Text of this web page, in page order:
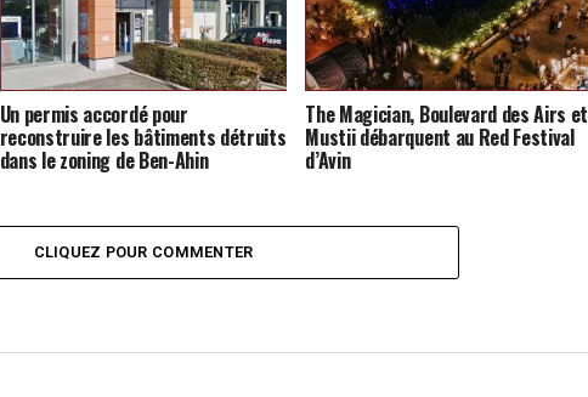
Un permis accordé pour
reconstruire les bâtiments détruits
dans le zoning de Ben-Ahin
The Magician, Boulevard des Airs et
Mustii débarquent au Red Festival
d’Avin
CLIQUEZ POUR COMMENTER